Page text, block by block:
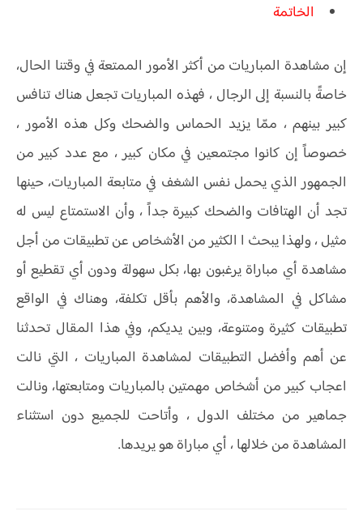
الخاتمة
إن مشاهدة المباريات من أكثر الأمور الممتعة في وقتنا الحال،
خاصةً بالنسبة إلى الرجال ، فهذه المباريات تجعل هناك تنافس
كبير بينهم ، ممّا يزيد الحماس والضحك وكل هذه الأمور ،
خصوصاً إن كانوا مجتمعين في مكان كبير ، مع عدد كبير من
الجمهور الذي يحمل نفس الشغف في متابعة المباريات، حينها
تجد أن الهتافات والضحك كبيرة جداً ، وأن الاستمتاع ليس له
مثيل ، ولهذا يبحث ا الكثير من الأشخاص عن تطبيقات من أجل
مشاهدة أي مباراة يرغبون بها، بكل سهولة ودون أي تقطيع أو
مشاكل في المشاهدة، والأهم بأقل تكلفة، وهناك في الواقع
تطبيقات كثيرة ومتنوعة، وبين يديكم، وفي هذا المقال تحدثنا
عن أهم وأفضل التطبيقات لمشاهدة المباريات ، التي نالت
اعجاب كبير من أشخاص مهمتين بالمباريات ومتابعتها، ونالت
جماهير من مختلف الدول ، وأتاحت للجميع دون استثناء
المشاهدة من خلالها ، أي مباراة هو يريدها.